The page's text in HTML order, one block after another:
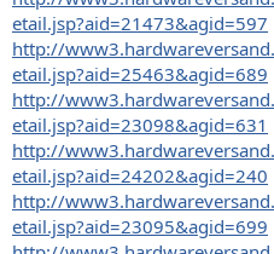
etail.jsp?aid=21473&agid=597
http://
etail.jsp?aid=25463&agid=689
http://
etail.jsp?aid=23098&agid=631
http://
etail.jsp?aid=24202&agid=240
http://
etail.jsp?aid=23095&agid=699